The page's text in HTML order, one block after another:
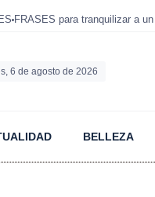
FRASES para tranquilizar a
6 de agosto de 2026
BELLEZA